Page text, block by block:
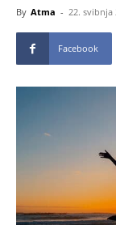
By Atma - 22. svibnja
Facebook